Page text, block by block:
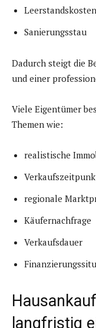
Leerstandskosten
Sanierungsstau
Dadurch steigt die
und einer
Viele Eigentümer
Themen wie:
realistische
regionale
Käufernachfrage
Verkaufsdauer
langfristig